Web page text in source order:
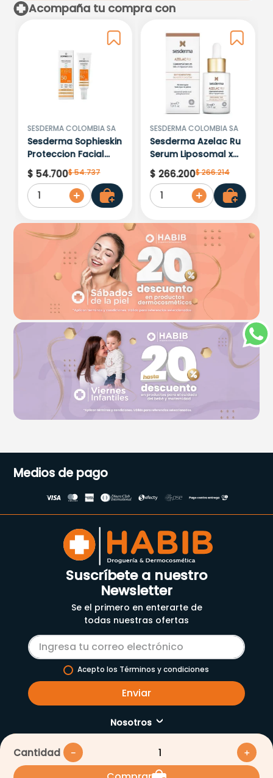
Cantidad ＋
－
Por favor, inicia sesión para
escribir un comentario.
Más reciente
Acompaña tu compra con
SESDERMA COLOMBIA SA
Sesderma Sophieskin
Proteccion Facial
Kids Hypoallergenic
Spf 500 Moisturising
$ 54.700$54.737
1
SESDERMA COLOMBIA SA
Sesderma Azelac Ru
Serum Liposomal x
30ml
$ 266.200$266.214
1
Quetiapina 100Mg X
400
Pragmaten
(Fluoxetina) 20Mg X
30 Capsulas
$ 131.700
1
Medios de pago